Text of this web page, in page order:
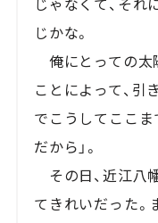
じかな。
俺にとっての太
ことによって、
でこうしてここ
だから」。
その日、近江八
てきれいだった